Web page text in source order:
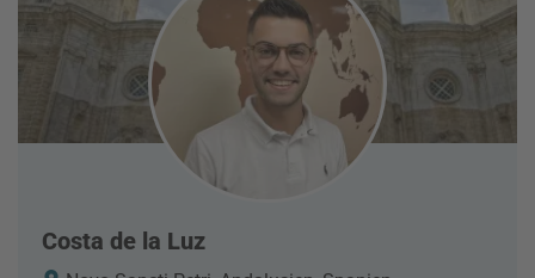
Costa de la Luz